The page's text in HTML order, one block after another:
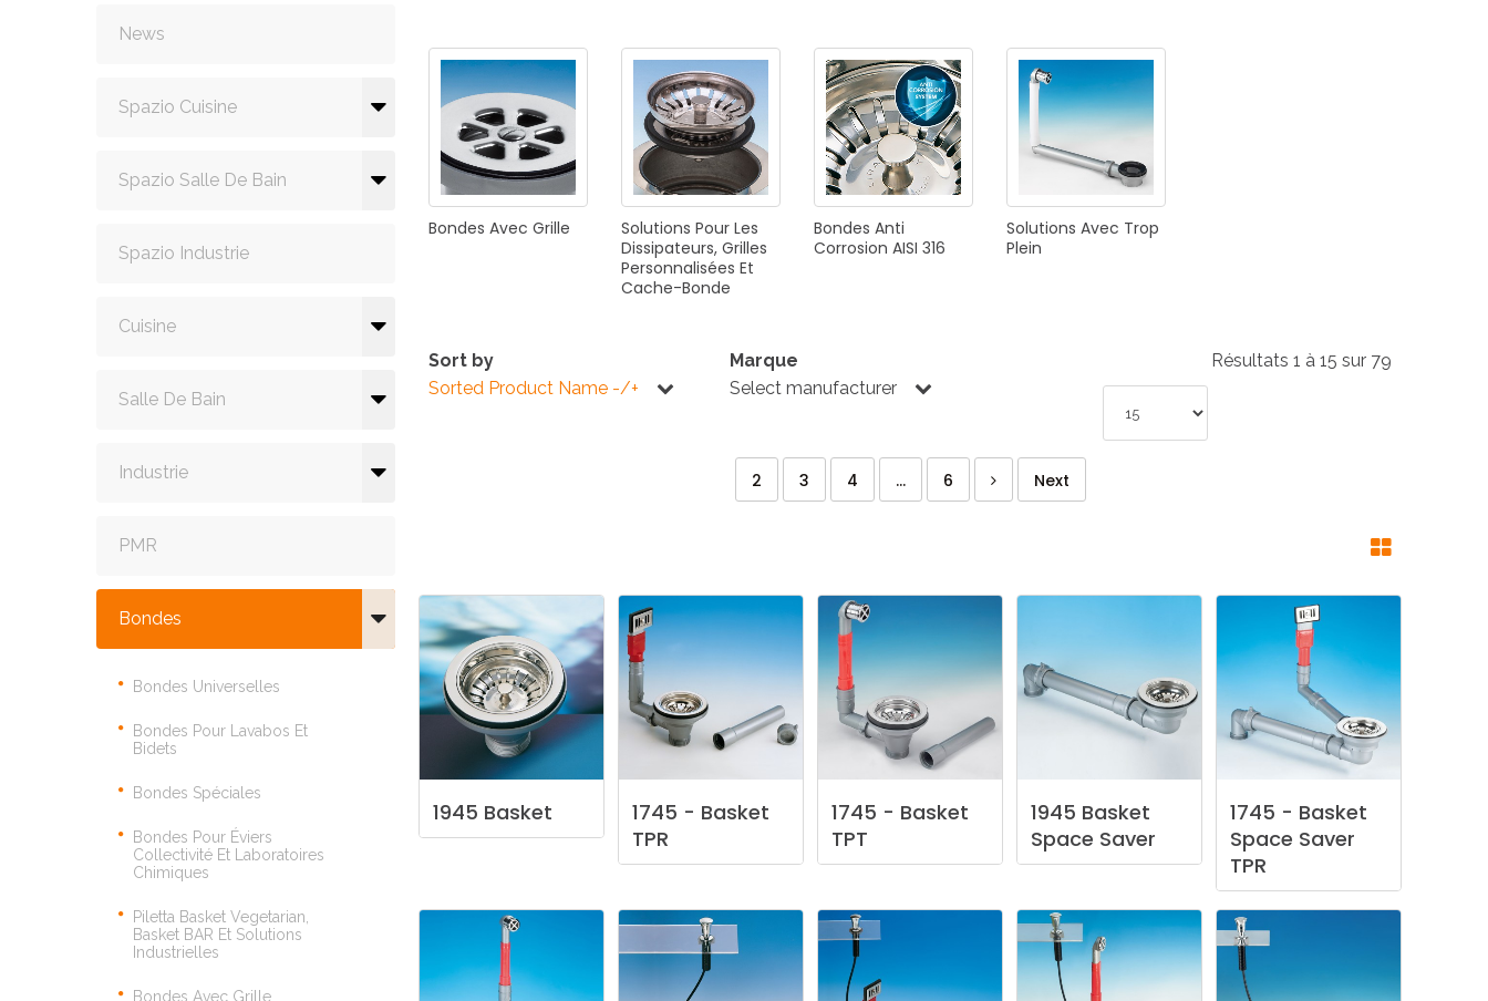
NEWS 2025
News
Spazio Cuisine
Spazio Salle De Bain
Spazio Industrie
Cuisine
Salle De Bain
Industrie
PMR
Bondes
Bondes Universelles
Bondes Pour Lavabos Et
Bidets
Bondes Spéciales
Bondes Pour Éviers
Collectivité Et Laboratoires
Chimiques
Piletta Basket Vegetarian,
Basket BAR Et Solutions
Industrielles
Bondes Avec Grille
Bondes Avec Grille Solutions Pour Les
Dissipateurs, Grilles
Personnalisées Et
Cache-Bonde
Bondes Anti
Corrosion AISI 316
Solutions Avec Trop
Plein
Sort by
Sorted Product Name -/+
Marque
Select manufacturer
Résultats 1 à 15 sur 79
2 3 4 ... 6 Next
1945 Basket 1745 - Basket
TPR
1745 - Basket
TPT
1945 Basket
Space Saver
1745 - Basket
Space Saver
TPR